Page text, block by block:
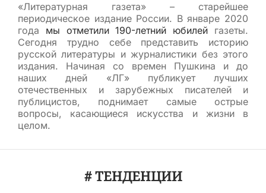
«Литературная газета» – старейшее
периодическое издание России. В январе 2020
года мы отметили 190-летний юбилей газеты.
Сегодня трудно себе представить историю
русской литературы и журналистики без этого
издания. Начиная со времен Пушкина и до
наших дней «ЛГ» публикует лучших
отечественных и зарубежных писателей и
публицистов, поднимает самые острые
вопросы, касающиеся искусства и жизни в
целом.
# ТЕНДЕНЦИИ